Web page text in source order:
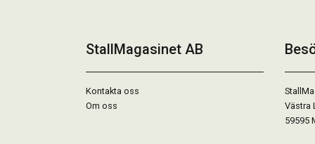
StallMagasinet AB
Kontakta oss
Om oss
Västra
59595